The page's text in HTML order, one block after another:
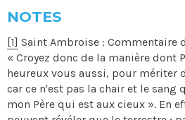
NOTES
[1] Saint Ambroise : Commentaire
« Croyez donc de la manière dont
heureux vous aussi, pour mériter
car ce n'est pas la chair et le sang
mon Père qui est aux cieux ». En